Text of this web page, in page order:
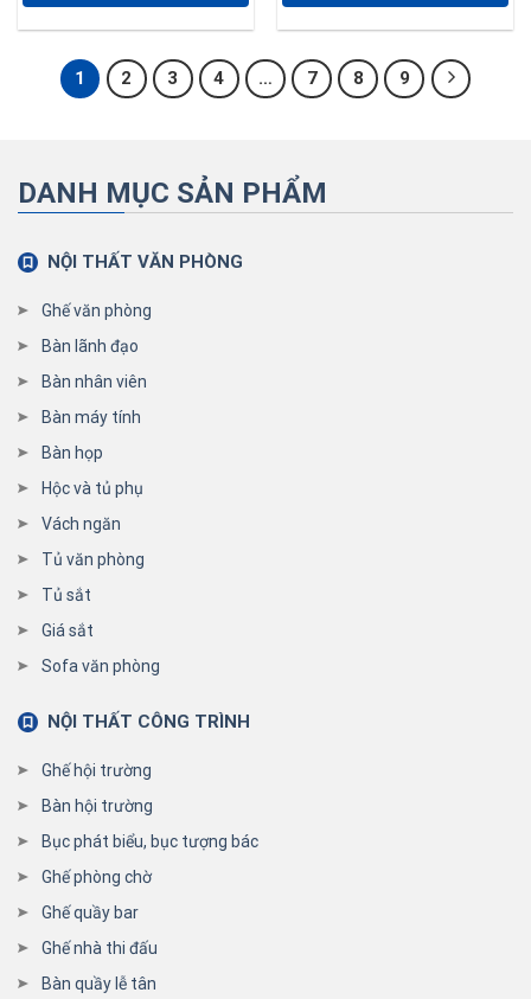
1 2 3 4 … 7 8 9
DANH MỤC SẢN PHẨM
NỘI THẤT VĂN PHÒNG
Ghế văn phòng
Bàn lãnh đạo
Bàn nhân viên
Bàn máy tính
Bàn họp
Hộc và tủ phụ
Vách ngăn
Tủ văn phòng
Tủ sắt
Giá sắt
Sofa văn phòng
NỘI THẤT CÔNG TRÌNH
Ghế hội trường
Bàn hội trường
Bục phát biểu, bục tượng bác
Ghế phòng chờ
Ghế quầy bar
Ghế nhà thi đấu
Bàn quầy lễ tân